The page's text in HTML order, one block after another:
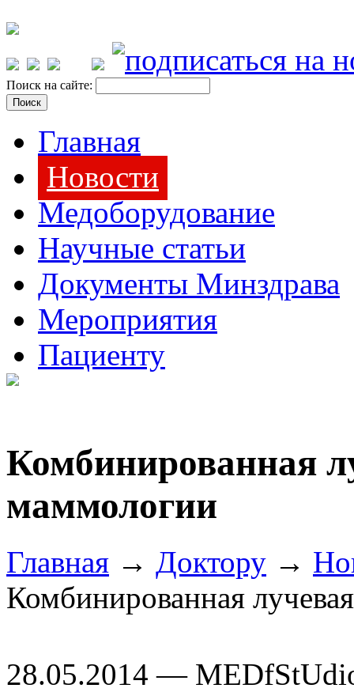
Поиск на сайте:
Главная
Новости
Медоборудование
Научные статьи
Документы Минздрава
Мероприятия
Пациенту
Комбинированная
маммологии
Главная → Доктору →
Комбинированная
28.05.2014 —